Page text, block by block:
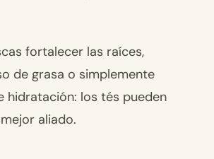
fortalecer las raíces,
de grasa o simplemente
hidratación: los tés pueden
aliado.